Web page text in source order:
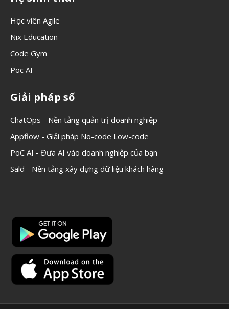
Học viên Agile
Nix Education
Code Gym
Poc AI
Giải pháp số
ChatOps - Nền tảng quản trị doanh nghiệp
Appflow - Giải pháp No-code Low-code
PoC AI - Đưa AI vào doanh nghiệp của bạn
Sald - Nền tảng xây dựng dữ liệu khách hàng